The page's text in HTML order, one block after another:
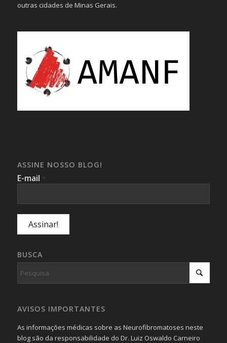
outras cidades de Minas Gerais.
ASSINE NOSSO BLOG!
E-mail *
BUSCA
AVISOS IMPORTANTES
As informações médicas sobre as Neurofibromatoses neste
blog são da responsabilidade do Dr. Luiz Oswaldo Carneiro